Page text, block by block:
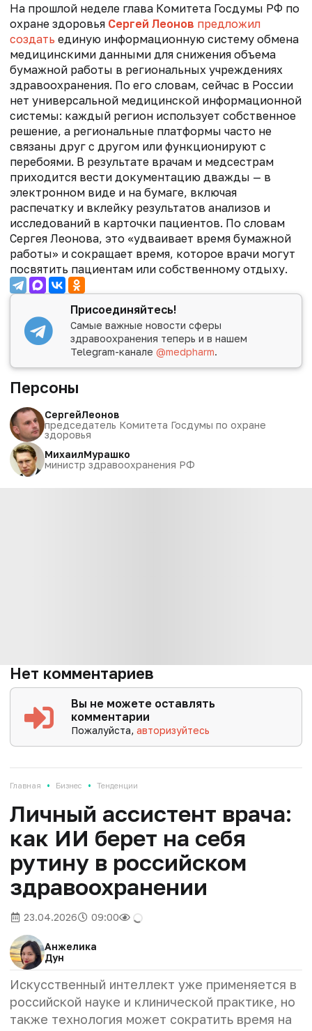
На прошлой неделе глава Комитета Госдумы РФ по
охране здоровья Сергей Леонов предложил
создать единую информационную систему обмена
медицинскими данными для снижения объема
бумажной работы в региональных учреждениях
здравоохранения. По его словам, сейчас в России
нет универсальной медицинской информационной
системы: каждый регион использует собственное
решение, а региональные платформы часто не
связаны друг с другом или функционируют с
перебоями. В результате врачам и медсестрам
приходится вести документацию дважды — в
электронном виде и на бумаге, включая
распечатку и вклейку результатов анализов и
исследований в карточки пациентов. По словам
Сергея Леонова, это «удваивает время бумажной
работы» и сокращает время, которое врачи могут
посвятить пациентам или собственному отдыху.
Присоединяйтесь!
Самые важные новости сферы
здравоохранения теперь и в нашем
Telegram-канале@medpharm.
Персоны
СергейЛеонов
председатель Комитета Госдумы по охране
здоровья
МихаилМурашко
министр здравоохранения РФ
Нет комментариев
Вы не можете оставлять
комментарии
Пожалуйста,авторизуйтесь
Главная • Бизнес • Тенденции
Личный ассистент врача:
как ИИ берет на себя
рутину в российском
здравоохранении
23.04.2026 09:00
Анжелика
Дун
Искусственный интеллект уже применяется в
российской науке и клинической практике, но
также технология может сократить время на